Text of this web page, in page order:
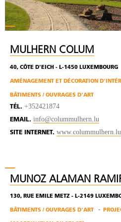
MULHERN COLUM
40, CÔTE D'EICH - L-1450 LUXEMBOURG
AMÉNAGEMENT ET DÉCORATION
BÂTIMENTS / OUVRAGES D'ART
TÉL. +352421874
EMAIL. info@colummulhern.lu
SITE INTERNET. www.colummulhern.lu
MUNOZ ALAMAN
130, RUE EMILE METZ - L-2149
BÂTIMENTS / OUVRAGES D'ART